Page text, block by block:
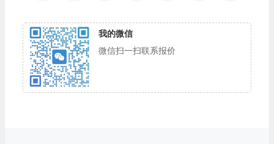
我的微信
微信扫一扫联系报价